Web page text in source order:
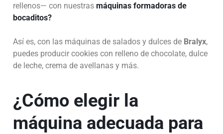
rellenos— con nuestras máquinas formadoras de
bocaditos?
Así es, con las máquinas de salados y dulces de Bralyx,
puedes producir cookies con relleno de chocolate, dulce
de leche, crema de avellanas y más.
¿Cómo elegir la
máquina adecuada para